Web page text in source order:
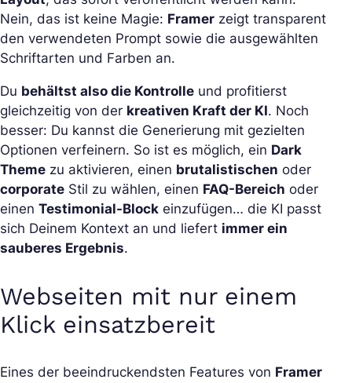
Nein, das ist keine Magie: Framer zeigt transparent
den verwendeten Prompt sowie die ausgewählten
Schriftarten und Farben an.
Du behältst also die Kontrolle und profitierst
gleichzeitig von der kreativen Kraft der KI. Noch
besser: Du kannst die Generierung mit gezielten
Optionen verfeinern. So ist es möglich, ein Dark
Theme zu aktivieren, einen brutalistischen oder
corporate Stil zu wählen, einen FAQ-Bereich oder
einen Testimonial-Block einzufügen… die KI passt
sich Deinem Kontext an und liefert immer ein
sauberes Ergebnis.
Webseiten mit nur einem
Klick einsatzbereit
Eines der beeindruckendsten Features von Framer